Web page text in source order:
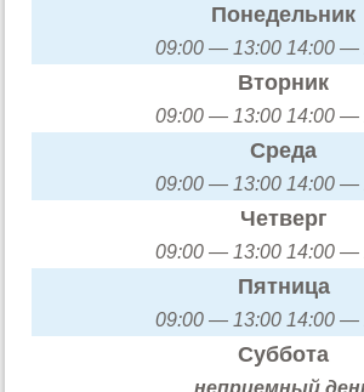
Понедельник
09:00 — 13:00 14:00 —
Вторник
09:00 — 13:00 14:00 —
Среда
09:00 — 13:00 14:00 —
Четверг
09:00 — 13:00 14:00 —
Пятница
09:00 — 13:00 14:00 —
Суббота
неприемный